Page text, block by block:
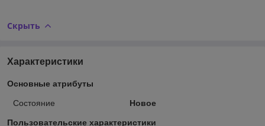
Скрыть
Характеристики
Основные атрибуты
Состояние Новое
Пользовательские характеристики